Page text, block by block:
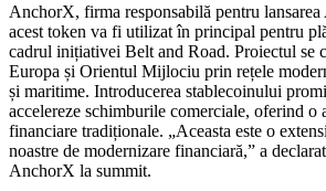
AnchorX, firma responsabilă pentru
acest token va fi utilizat în principal pentru
cadrul inițiativei Belt and Road. Proiectul se
Europa și Orientul Mijlociu prin rețele
și maritime. Introducerea stablecoinului
accelereze schimburile comerciale, oferind o
financiare tradiționale. „Aceasta este o
noastre de modernizare financiară,” a
AnchorX la summit.